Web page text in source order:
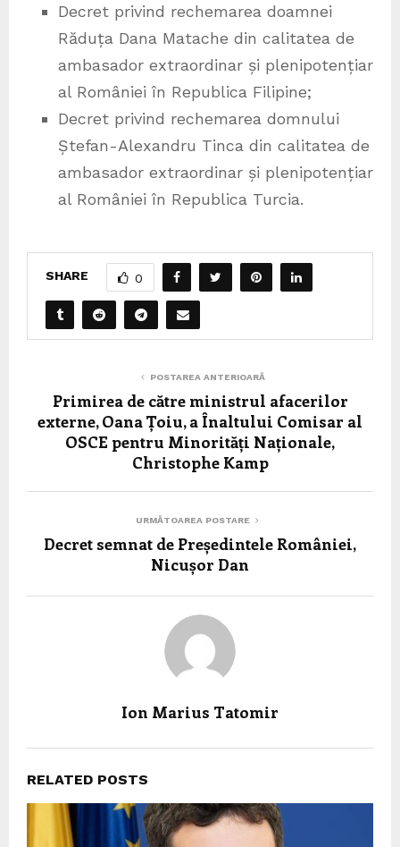
Decret privind rechemarea doamnei
Răduța Dana Matache din calitatea de
ambasador extraordinar și plenipotențiar
al României în Republica Filipine;
Decret privind rechemarea domnului
Ștefan-Alexandru Tinca din calitatea de
ambasador extraordinar și plenipotențiar
al României în Republica Turcia.
SHARE 0
POSTAREA ANTERIOARĂ
Primirea de către ministrul afacerilor
externe, Oana Țoiu, a Înaltului Comisar al
OSCE pentru Minorități Naționale,
Christophe Kamp
URMĂTOAREA POSTARE
Decret semnat de Președintele României,
Nicușor Dan
Ion Marius Tatomir
RELATED POSTS